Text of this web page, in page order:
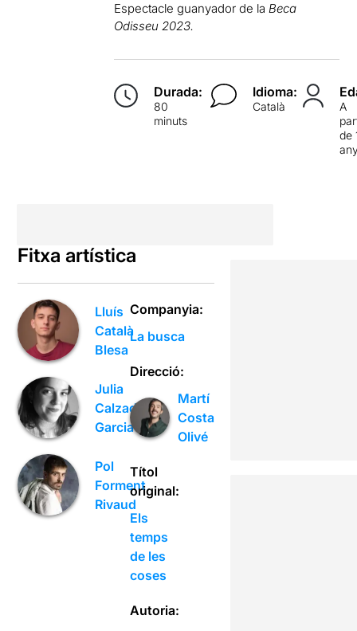
Espectacle guanyador de laBeca
Odisseu 2023.
Durada:
80
minuts
Idioma:
Català
A
de
Fitxa artística
Lluís
Català
Blesa
Julia
Calzada
Garcia
Pol
Forment
Rivaud
Companyia:
La busca
Direcció:
Martí
Costa
Olivé
Títol
original:
Els
temps
de les
coses
Autoria: